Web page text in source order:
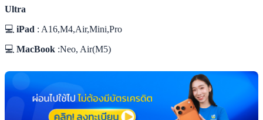
Ultra
💻 iPad : A16,M4,Air,Mini,Pro
💻 MacBook :Neo, Air(M5)